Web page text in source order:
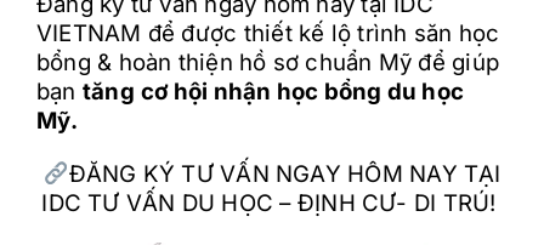
VIETNAM để được thiết kế lộ trình săn học
bổng & hoàn thiện hồ sơ chuẩn Mỹ để giúp
bạn tăng cơ hội nhận học bổng du học
Mỹ.
ĐĂNG KÝ TƯ VẤN NGAY HÔM NAY TẠI
IDC TƯ VẤN DU HỌC – ĐỊNH CƯ- DI TRÚ!